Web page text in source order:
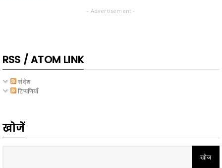
- Advertisement -
RSS / ATOM LINK
संदेश
टिप्पणियाँ
खोजें